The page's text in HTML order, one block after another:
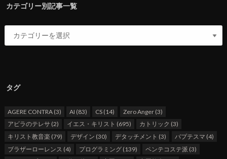
カテゴリー別記事一覧
タグ
AGERE CONTRA(3) AI (83) CS (14) Zero Anger(3)
アビラのテレサ(2) イエス・キリスト (695) カトリック (3)
キリスト教音楽 (79) デザイン (30) デタッチメント (3) バプテスマ (4)
ブラザーローレンス (4) プログラミング (139) ペンテコステ派 (3)